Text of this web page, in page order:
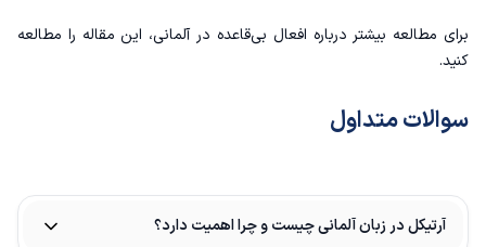
برای مطالعه بیشتر درباره افعال بی‌قاعده در آلمانی، این مقاله را مطالعه
کنید.
سوالات متداول
آرتیکل در زبان آلمانی چیست و چرا اهمیت دارد؟